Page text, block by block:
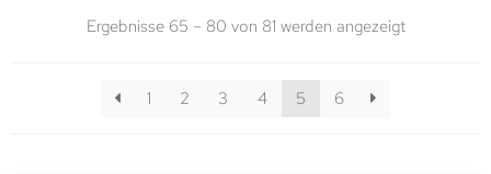
Ergebnisse 65 – 80 von 81 werden angezeigt
1 2 3 4 5 6